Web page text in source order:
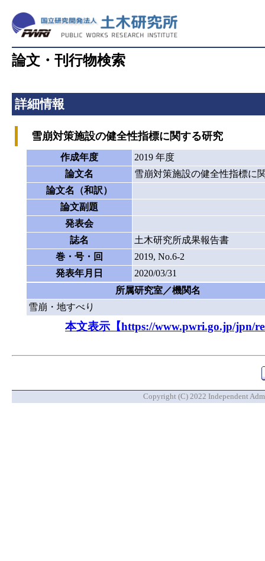
論文・刊行物検索
詳細情報
雪崩対策施設の健全性指標に関する研究
作成年度
2019 年度
論文名
雪崩対策施設の健全性指標に
論文名（和訳）
論文副題
発表会
誌名
土木研究所成果報告書
巻・号・回
2019, No.6-2
発表年月日
2020/03/31
所属研究室／機関名
雪崩・地すべり
本文表示【https://www.pwri.go.jp/jpn/
Copyright (C) 2022 Independent